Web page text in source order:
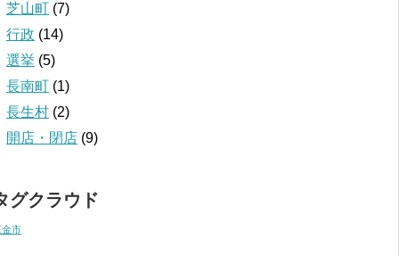
芝山町 (7)
行政 (14)
選挙 (5)
長南町 (1)
長生村 (2)
開店・閉店 (9)
グクラウド
金市